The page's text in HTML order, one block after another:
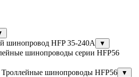
шинопровод HFP 35-240А ▼
шинопроводы серии HFP56
Троллейные шинопроводы HFP56 ▼